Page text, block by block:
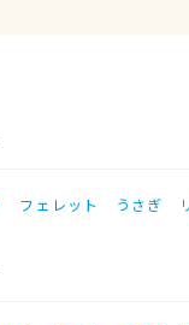
フェレット うさぎ